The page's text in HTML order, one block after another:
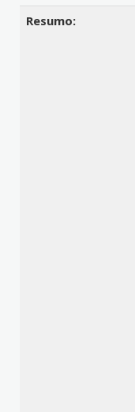
Resumo: